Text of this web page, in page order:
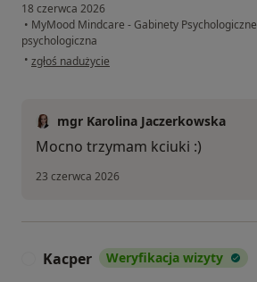
18 czerwca 2026
• MyMood Mindcare - Gabinety Psychologiczne
psychologiczna
• w opinii użytkownika Adek
zgłoś nadużycie
mgr Karolina Jaczerkowska
Mocno trzymam kciuki :)
23 czerwca 2026
Kacper Weryfikacja wizyty